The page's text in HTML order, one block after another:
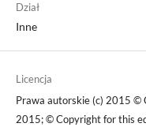
Dział
Inne
Licencja
Prawa autorskie (c) 2015 ©
2015; © Copyright for this